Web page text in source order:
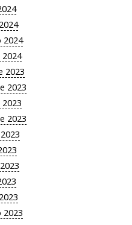
2024
2023
2023
2023
2023